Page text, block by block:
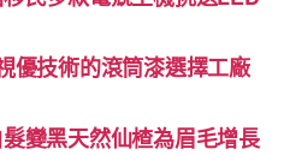
優技術的滾筒漆選擇工廠
變黑天然仙楂為眉毛增長